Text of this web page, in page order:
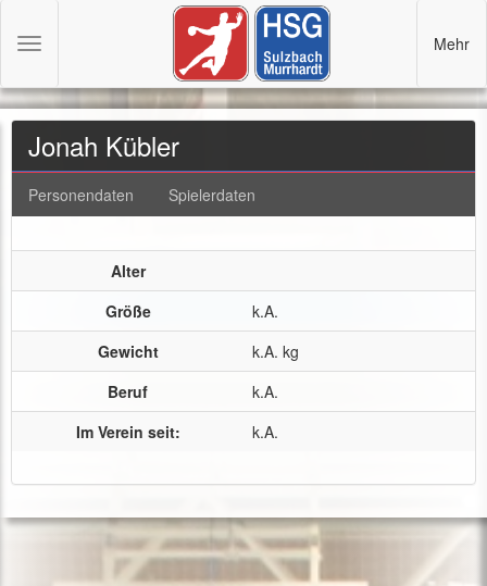
Jonah Kübler
Personendaten Spielerdaten
Alter
Größe
k.A.
Gewicht
k.A. kg
Beruf
k.A.
Im Verein seit:
k.A.
Toggle
Mehr